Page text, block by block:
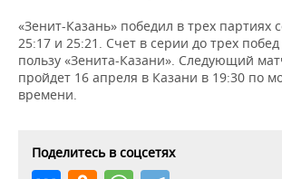
ВОЛЕЙБОЛ
КИБЕРСПОРТ
ИСТОРИЯ
КУЛЬТУРА
СПИСОК ПЕРСОН
СПИСОК КОМПАНИЙ
ПОЛНАЯ ВЕРСИЯ
«Зенит-Казань» победил в трех партиях
25:17 и 25:21. Счет в серии до трех побед
пользу «Зенита-Казани». Следующий
пройдет 16 апреля в Казани в 19:30 по
времени.
Поделитесь в соцсетях